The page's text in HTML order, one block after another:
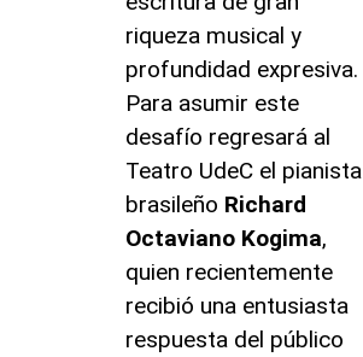
riqueza musical y
profundidad expresiva.
Para asumir este
desafío regresará al
Teatro UdeC el pianista
brasileño Richard
Octaviano Kogima,
quien recientemente
recibió una entusiasta
respuesta del público